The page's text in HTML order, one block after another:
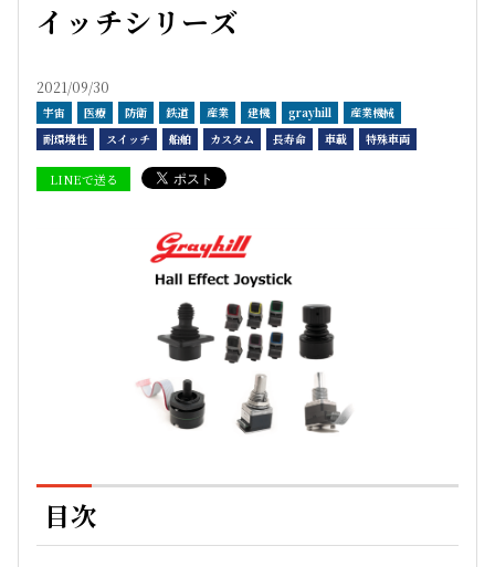
イッチシリーズ
2021/09/30
宇宙 医療 防衛 鉄道 産業 建機 grayhill
産業機械
耐環境性
スイッチ 船舶 カスタム 長寿命 車載 特殊車両
LINEで送る
目次